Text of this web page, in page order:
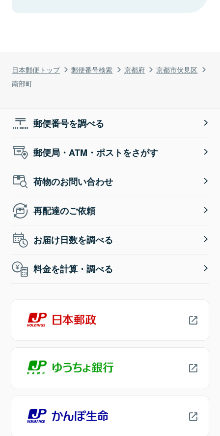
日本郵便トップ 郵便番号検索 京都府
京都市伏見区
南部町
郵便番号を調べる
郵便局・ATM・ポストをさがす
荷物のお問い合わせ
再配達のご依頼
お届け日数を調べる
料金を計算・調べる